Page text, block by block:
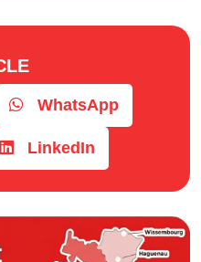
WhatsApp
LinkedIn